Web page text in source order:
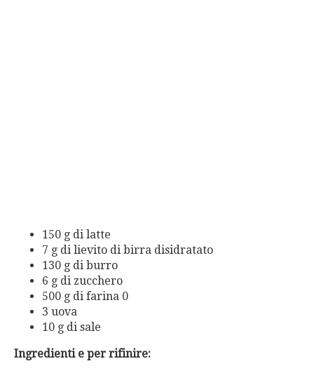
150 g di latte
7 g di lievito di birra disidratato
130 g di burro
6 g di zucchero
500 g di farina 0
3 uova
10 g di sale
Ingredienti e per rifinire: